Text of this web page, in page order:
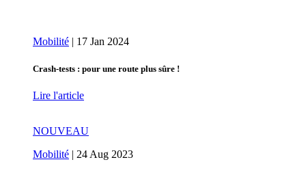
Mobilité | 17 Jan 2024
Crash-tests : pour une route plus sûre !
Lire l'article
NOUVEAU
Mobilité | 24 Aug 2023